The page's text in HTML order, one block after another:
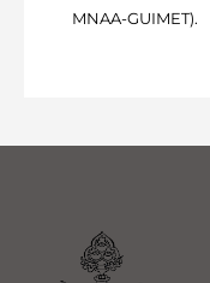
MNAA-GUIMET).